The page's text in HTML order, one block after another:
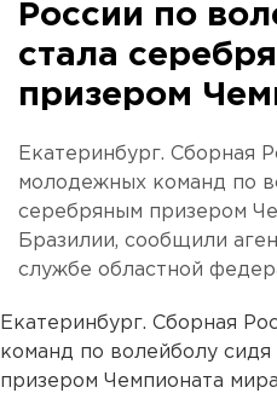
России по
стала
призером
Екатеринбург. Сборная
молодежных команд по
серебряным призером
Бразилии, сообщили
службе областной
Екатеринбург. Сборная
команд по волейболу
призером Чемпионата